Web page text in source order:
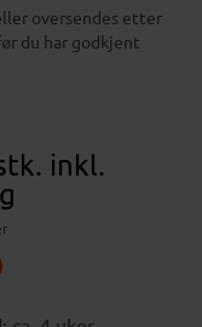
oversendes etter
du har godkjent
inkl.